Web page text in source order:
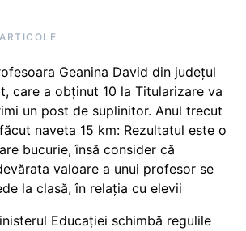
Geanina David din județul
care a obținut 10 la Titularizare va
un post de suplinitor. Anul trecut
naveta 15 km: Rezultatul este o
bucurie, însă consider că
valoare a unui profesor se
la clasă, în relația cu elevii
Educației schimbă regulile